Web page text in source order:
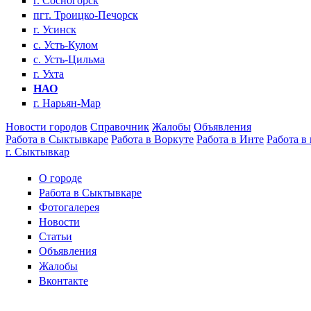
пгт. Троицко-Печорск
г. Усинск
с. Усть-Кулом
с. Усть-Цильма
г. Ухта
НАО
г. Нарьян-Мар
Новости городов Справочник Жалобы Объявления
Работа в Сыктывкаре Работа в Воркуте Работа в Инте Работа в
г. Сыктывкар
О городе
Работа в Сыктывкаре
Фотогалерея
Новости
Статьи
Объявления
Жалобы
Вконтакте